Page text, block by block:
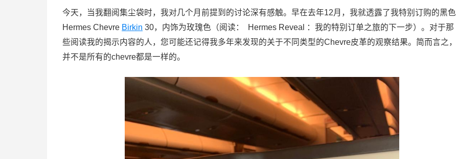
今天，当我翻阅集尘袋时，我对几个月前提到的讨论深有感触。早在去年12月，我就透露了我特别订购的黑色
Hermes Chevre Birkin 30，内饰为玫瑰色（阅读： Hermes Reveal ：我的特别订单之旅的下一步）。对于那
些阅读我的揭示内容的人，您可能还记得我多年来发现的关于不同类型的Chevre皮革的观察结果。简而言之，
并不是所有的chevre都是一样的。